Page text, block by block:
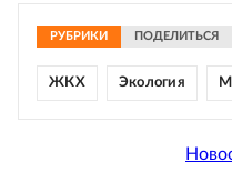
РУБРИКИ ПОДЕЛИТЬСЯ
ЖКХ Экология